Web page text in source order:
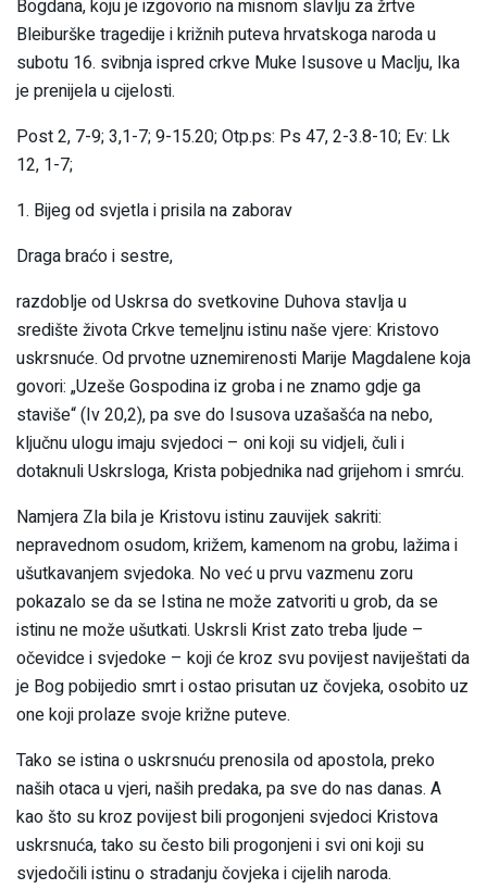
Bogdana, koju je izgovorio na misnom slavlju za žrtve
Bleiburške tragedije i križnih puteva hrvatskoga naroda u
subotu 16. svibnja ispred crkve Muke Isusove u Maclju, Ika
je prenijela u cijelosti.
Post 2, 7-9; 3,1-7; 9-15.20; Otp.ps: Ps 47, 2-3.8-10; Ev: Lk
12, 1-7;
1. Bijeg od svjetla i prisila na zaborav
Draga braćo i sestre,
razdoblje od Uskrsa do svetkovine Duhova stavlja u
središte života Crkve temeljnu istinu naše vjere: Kristovo
uskrsnuće. Od prvotne uznemirenosti Marije Magdalene koja
govori: „Uzeše Gospodina iz groba i ne znamo gdje ga
staviše“ (Iv 20,2), pa sve do Isusova uzašašća na nebo,
ključnu ulogu imaju svjedoci – oni koji su vidjeli, čuli i
dotaknuli Uskrsloga, Krista pobjednika nad grijehom i smrću.
Namjera Zla bila je Kristovu istinu zauvijek sakriti:
nepravednom osudom, križem, kamenom na grobu, lažima i
ušutkavanjem svjedoka. No već u prvu vazmenu zoru
pokazalo se da se Istina ne može zatvoriti u grob, da se
istinu ne može ušutkati. Uskrsli Krist zato treba ljude –
očevidce i svjedoke – koji će kroz svu povijest naviještati da
je Bog pobijedio smrt i ostao prisutan uz čovjeka, osobito uz
one koji prolaze svoje križne puteve.
Tako se istina o uskrsnuću prenosila od apostola, preko
naših otaca u vjeri, naših predaka, pa sve do nas danas. A
kao što su kroz povijest bili progonjeni svjedoci Kristova
uskrsnuća, tako su često bili progonjeni i svi oni koji su
svjedočili istinu o stradanju čovjeka i cijelih naroda.